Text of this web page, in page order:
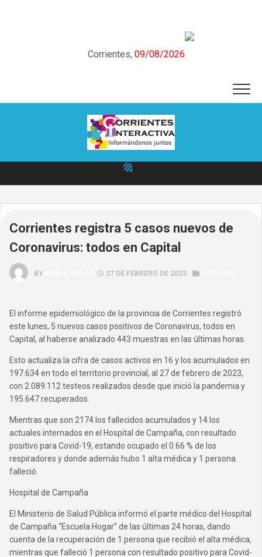
Corrientes, 09/08/2026
Corrientes registra 5 casos nuevos de
Coronavirus: todos en Capital
BY 27 DE FEBRERO DE 2023 ·
El informe epidemiológico de la provincia de Corrientes registró
este lunes, 5 nuevos casos positivos de Coronavirus, todos en
Capital, al haberse analizado 443 muestras en las últimas horas.
Esto actualiza la cifra de casos activos en 16 y los acumulados en
197.634 en todo el territorio provincial, al 27 de febrero de 2023,
con 2.089.112 testeos realizados desde que inició la pandemia y
195.647 recuperados.
Mientras que son 2174 los fallecidos acumulados y 14 los
actuales internados en el Hospital de Campaña, con resultado
positivo para Covid-19, estando ocupado el 0.66 % de los
respiradores y donde además hubo 1 alta médica y 1 persona
falleció.
Hospital de Campaña
El Ministerio de Salud Pública informó el parte médico del Hospital
de Campaña “Escuela Hogar” de las últimas 24 horas, dando
cuenta de la recuperación de 1 persona que recibió el alta médica,
mientras que falleció 1 persona con resultado positivo para Covid-